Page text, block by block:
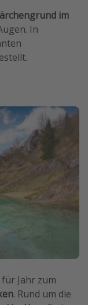
im
In
Jahr zum
. Rund um die